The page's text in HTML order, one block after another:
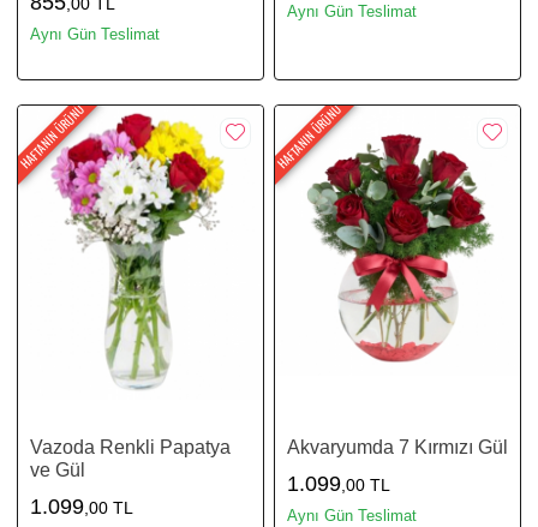
,00 TL
Aynı Gün Teslimat
Aynı Gün Teslimat
HAFTANIN ÜRÜNÜ
Vazoda Renkli Papatya
ve Gül
1.099,00 TL
HAFTANIN ÜRÜNÜ
Akvaryumda 7 Kırmızı Gül
1.099,00 TL
Aynı Gün Teslimat